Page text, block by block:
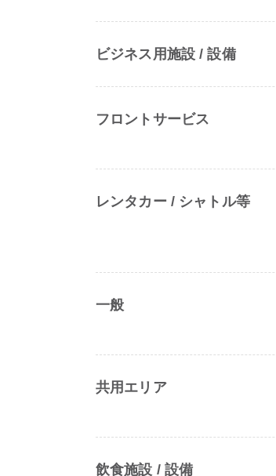
ビジネス用施設 / 設備
フロントサービス
レンタカー / シャトル等
一般
共用エリア
飲食施設 / 設備